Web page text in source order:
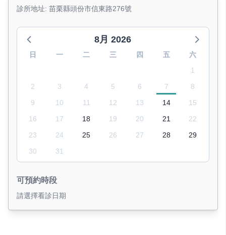
診所地址: 苗栗縣頭份市信東路276號
8月 2026
日 一 二 三 四 五
六
1
2
3 4 5 6 7
8
9
10 11 12 13 14
15
16
17 18 19 20 21
22
23
24 25 26 27 28
29
30
31
可預約時段
請選擇看診日期